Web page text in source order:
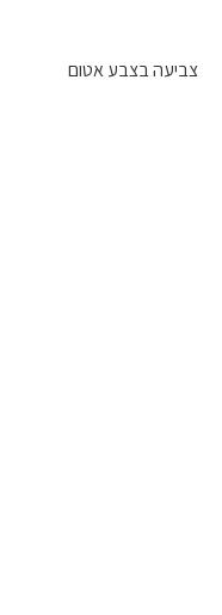
צביעה בצבע אטום